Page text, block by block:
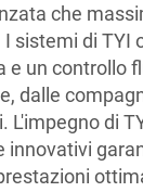
che
I sistemi di
e un controllo
dalle
L'impegno di
innovativi